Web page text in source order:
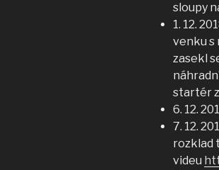
sloupy
1. 12.
venku s
zasekl
startér
6. 12.
7. 12.
rozklad
videu